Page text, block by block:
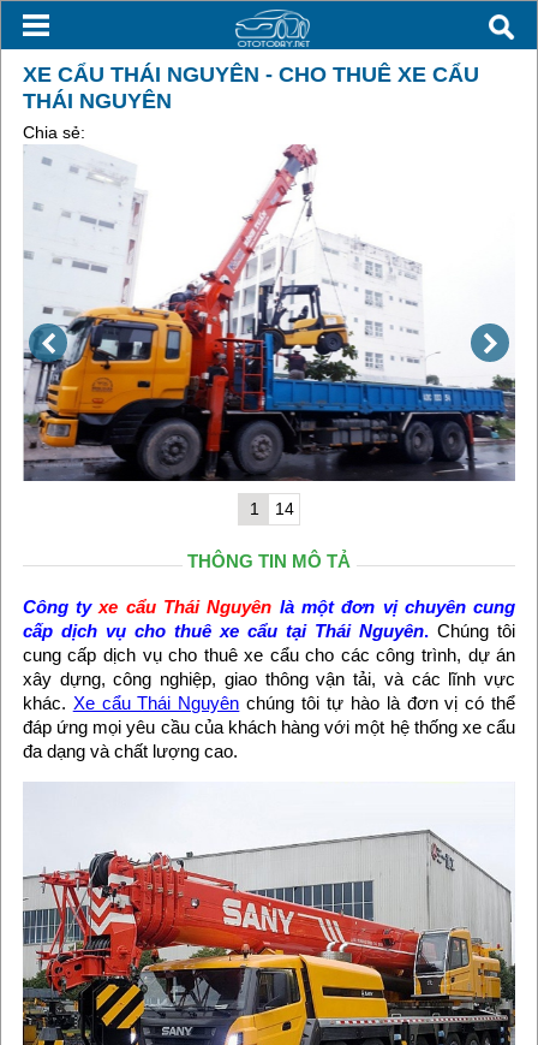
XE CẨU THÁI NGUYÊN - CHO THUÊ XE CẨU
THÁI NGUYÊN
Chia sẻ:
1 14
THÔNG TIN MÔ TẢ
Công tyxe cẩu Thái Nguyên là một đơn vị chuyên cung
cấp dịch vụ cho thuê xe cẩu tại Thái Nguyên. Chúng tôi
cung cấp dịch vụ cho thuê xe cẩu cho các công trình, dự án
xây dựng, công nghiệp, giao thông vận tải, và các lĩnh vực
khác. Xe cẩu Thái Nguyên chúng tôi tự hào là đơn vị có thể
đáp ứng mọi yêu cầu của khách hàng với một hệ thống xe cẩu
đa dạng và chất lượng cao.